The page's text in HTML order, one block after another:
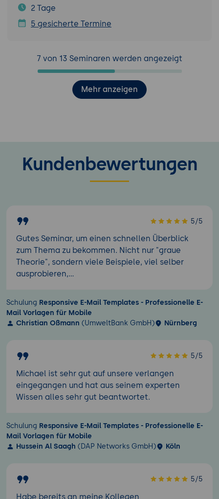
2 Tage
5 gesicherte Termine
7 von 13 Seminaren werden angezeigt
Mehr anzeigen
Kundenbewertungen
5/5
Gutes Seminar, um einen schnellen Überblick
zum Thema zu bekommen. Nicht nur "graue
Theorie", sondern viele Beispiele, viel selber
ausprobieren,...
Schulung Responsive E-Mail Templates - Professionelle E-
Mail Vorlagen für Mobile
Christian Oßmann (UmweltBank GmbH) Nürnberg
5/5
Michael ist sehr gut auf unsere verlangen
eingegangen und hat aus seinem experten
Wissen alles sehr gut beantwortet.
Schulung Responsive E-Mail Templates - Professionelle E-
Mail Vorlagen für Mobile
Hussein Al Saagh (DAP Networks GmbH) Köln
5/5
Habe bereits an meine Kollegen